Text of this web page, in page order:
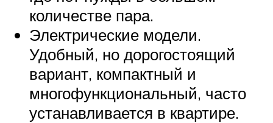
количестве пара.
Электрические модели.
Удобный, но дорогостоящий
вариант, компактный и
многофункциональный, часто
устанавливается в квартире.